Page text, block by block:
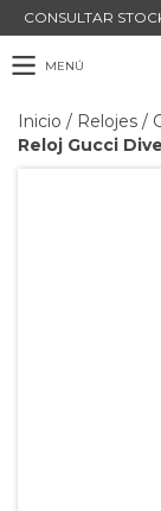
CONSULTAR
MENÚ
Inicio / Relojes /
Reloj Gucci